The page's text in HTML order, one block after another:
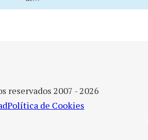
reservados 2007 - 2026
Política de Cookies